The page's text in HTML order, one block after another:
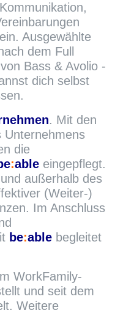
Ausgewählte
dem Full
Bass & Avolio -
dich selbst
. Mit den
Unternehmens
die
:able eingepflegt.
außerhalb des
(Weiter-)
Im Anschluss
be:able begleitet
WorkFamily-
und seit dem
Weitere